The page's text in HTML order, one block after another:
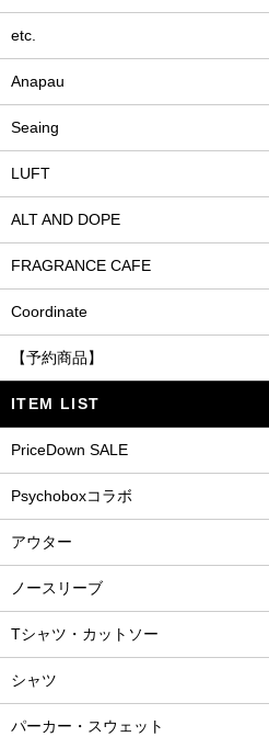
etc.
Anapau
Seaing
LUFT
ALT AND DOPE
FRAGRANCE CAFE
Coordinate
【予約商品】
ITEM LIST
PriceDown SALE
Psychoboxコラボ
アウター
ノースリーブ
Tシャツ・カットソー
シャツ
パーカー・スウェット